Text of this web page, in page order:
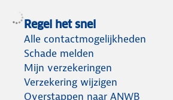
Regel het snel
Alle contactmogelijkheden
Schade melden
Mijn verzekeringen
Verzekering wijzigen
Overstappen naar ANWB